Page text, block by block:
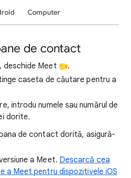
Computer
de contact
deschide Meet
.
caseta de căutare pentru a
introdu numele sau numărul de
dorite.
de contact dorită, asigură-
a Meet. Descarcă cea
a Meet pentru dispozitivele iOS